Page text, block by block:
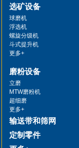
选矿设备
球磨机
浮选机
螺旋分级机
斗式提升机
更多+
磨粉设备
立磨
MTW磨粉机
超细磨
更多+
输送带和筛网
定制零件